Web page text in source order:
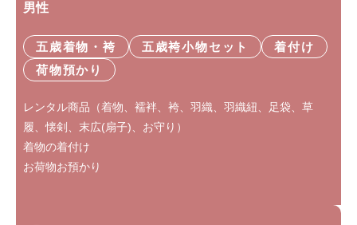
男性
五歳着物・袴 五歳袴小物セット
着付け
荷物預かり
レンタル商品（着物、襦袢、袴、羽織、羽織紐、足袋、草
履、懐剣、末広(扇子)、お守り）
着物の着付け
お荷物お預かり